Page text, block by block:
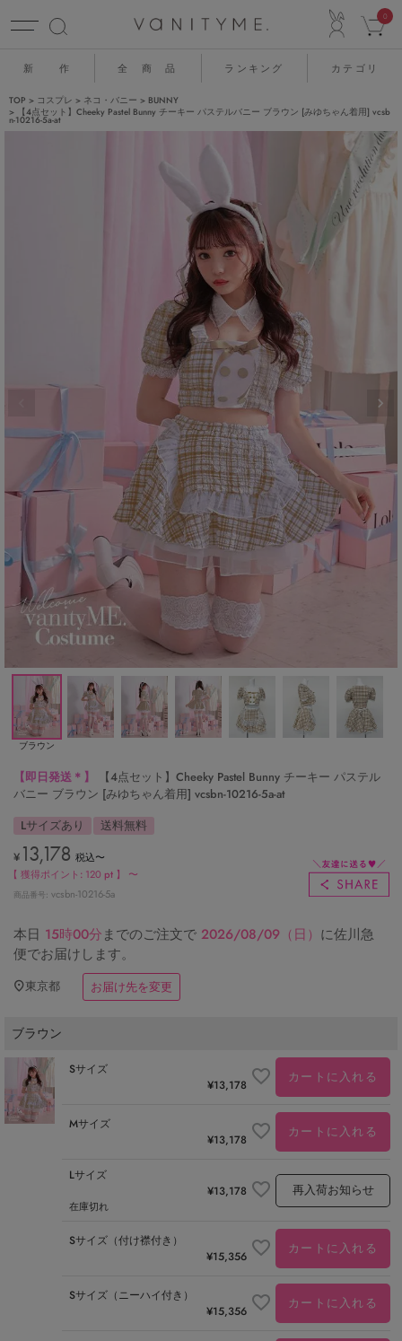
0
新 作 全 商 品 ランキング カテゴリ
TOP コスプレ ネコ・バニー
BUNNY
【4点セット】Cheeky Pastel Bunny チーキー パステルバニー ブラウン [みゆちゃん着用] vcsb
n-10216-5a-at
ブラウン
【即日発送＊】
【4点セット】Cheeky Pastel Bunny チーキー パステル
バニー ブラウン [みゆちゃん着用] vcsbn-10216-5a-at
Lサイズあり
送料無料
¥ 13,178 税込〜
【 獲得ポイント: 120 pt 】 〜
商品番号 vcsbn-10216-5a
本日 15時00分までのご注文で 2026/08/09（日） に佐川急
便でお届けします。
東京都 お届け先を変更
ブラウン
Sサイズ
¥13,178 カートに入れる
Mサイズ
¥13,178 カートに入れる
Lサイズ
¥13,178
在庫切れ
再入荷お知らせ
Sサイズ（付け襟付き）
¥15,356 カートに入れる
Sサイズ（ニーハイ付き）
¥15,356 カートに入れる